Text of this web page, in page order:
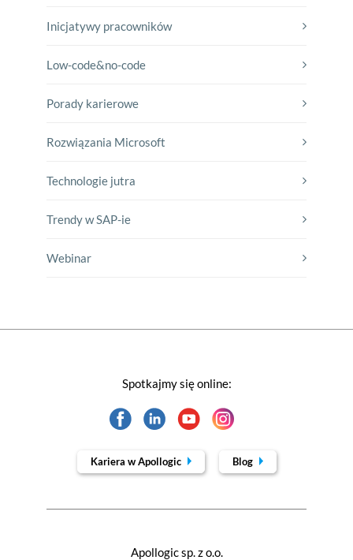
Inicjatywy pracowników
Low-code&no-code
Porady karierowe
Rozwiązania Microsoft
Technologie jutra
Trendy w SAP-ie
Webinar
Apollogic sp. z o.o.
Spotkajmy się online:
Kariera w Apollogic Blog